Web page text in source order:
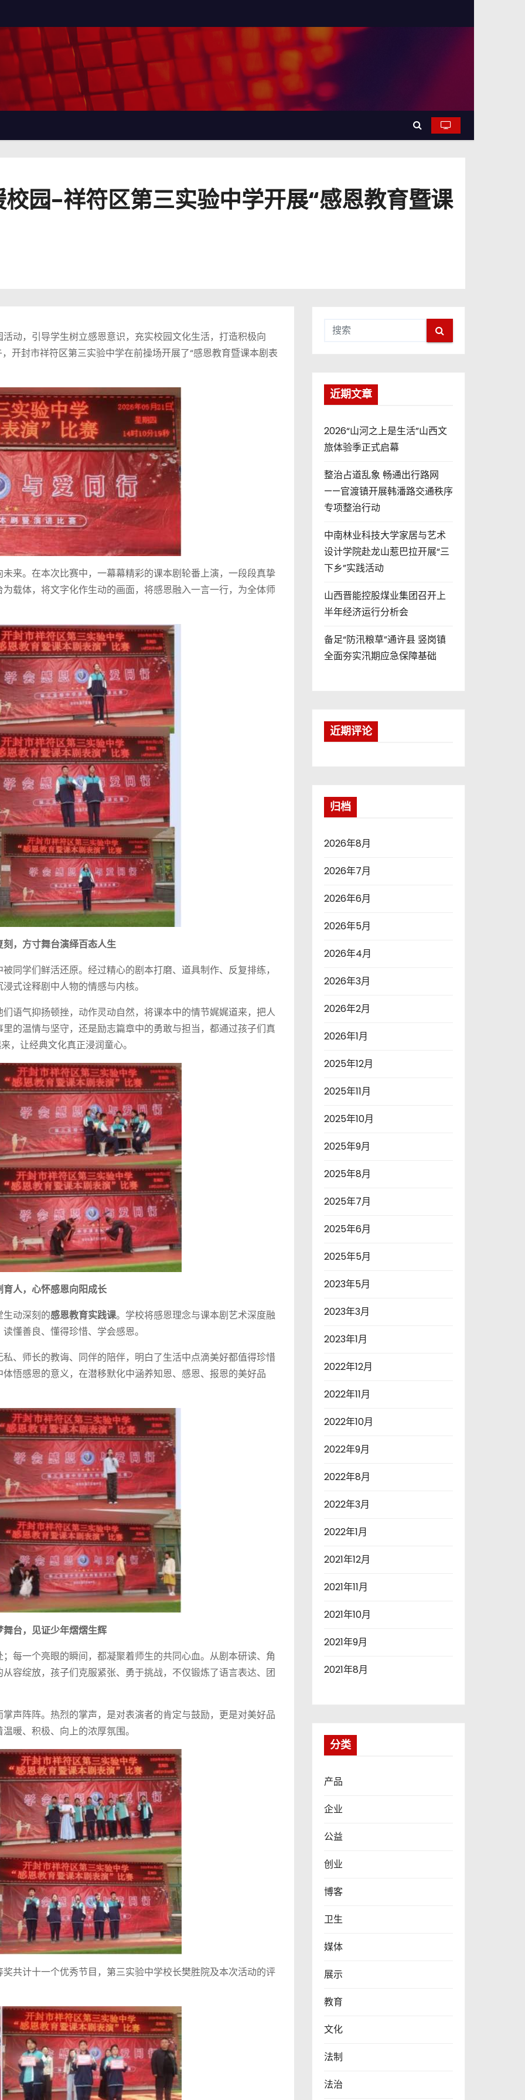
园–祥符区第三实验中学开展“感恩教育暨课
动，引导学生树立感恩意识，充实校园文化生活，打造积极向
开封市祥符区第三实验中学在前操场开展了“感恩教育暨课本剧表
来。在本次比赛中，一幕幕精彩的课本剧轮番上演，一段段真挚
载体，将文字化作生动的画面，将感恩融入一言一行，为全体师
刻，方寸舞台演绎百态人生
同学们鲜活还原。经过精心的剧本打磨、道具制作、反复排练，
式诠释剧中人物的情感与内核。
语气抑扬顿挫，动作灵动自然，将课本中的情节娓娓道来，把人
的温情与坚守，还是励志篇章中的勇敢与担当，都通过孩子们真
，让经典文化真正浸润童心。
育人，心怀感恩向阳成长
动深刻的感恩教育实践课。学校将感恩理念与课本剧艺术深度融
懂善良、懂得珍惜、学会感恩。
、师长的教诲、同伴的陪伴，明白了生活中点滴美好都值得珍惜
悟感恩的意义，在潜移默化中涵养知恩、感恩、报恩的美好品
舞台，见证少年熠熠生辉
每一个亮眼的瞬间，都凝聚着师生的共同心血。从剧本研读、角
容绽放，孩子们克服紧张、勇于挑战，不仅锻炼了语言表达、团
声阵阵。热烈的掌声，是对表演者的肯定与鼓励，更是对美好品
暖、积极、向上的浓厚氛围。
共计十一个优秀节目，第三实验中学校长樊胜院及本次活动的评
近期文章
2026“山河之上是生活”山西文
旅体验季正式启幕
整治占道乱象 畅通出行路网
——官渡镇开展韩潘路交通秩序
专项整治行动
中南林业科技大学家居与艺术
设计学院赴龙山惹巴拉开展“三
下乡”实践活动
山西晋能控股煤业集团召开上
半年经济运行分析会
备足“防汛粮草”通许县 竖岗镇
全面夯实汛期应急保障基础
近期评论
归档
2026年8月
2026年7月
2026年6月
2026年5月
2026年4月
2026年3月
2026年2月
2026年1月
2025年12月
2025年11月
2025年10月
2025年9月
2025年8月
2025年7月
2025年6月
2025年5月
2023年5月
2023年3月
2023年1月
2022年12月
2022年11月
2022年10月
2022年9月
2022年8月
2022年3月
2022年1月
2021年12月
2021年11月
2021年10月
2021年9月
2021年8月
分类
产品
企业
公益
创业
博客
卫生
媒体
展示
教育
文化
法制
法治